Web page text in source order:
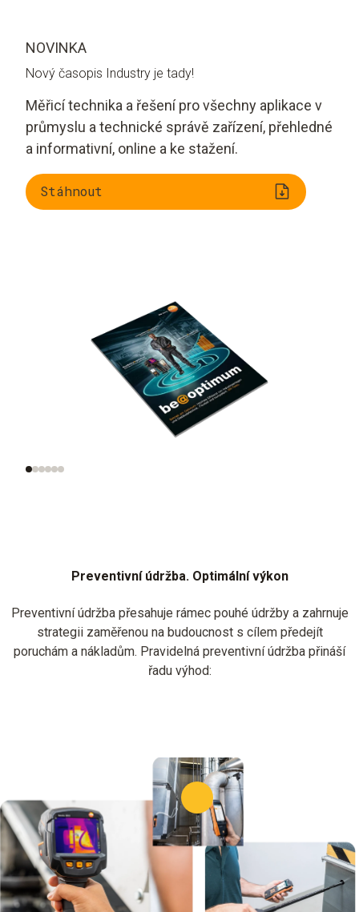
NOVINKA
Nový časopis Industry je tady!
Měřicí technika a řešení pro všechny aplikace v
průmyslu a technické správě zařízení, přehledné
a informativní, online a ke stažení.
Stáhnout
Preventivní údržba HVAC/R
Preventivní údržba. Optimální výkon
Preventivní údržba přesahuje rámec pouhé údržby a zahrnuje
strategii zaměřenou na budoucnost s cílem předejít
poruchám a nákladům. Pravidelná preventivní údržba přináší
řadu výhod: